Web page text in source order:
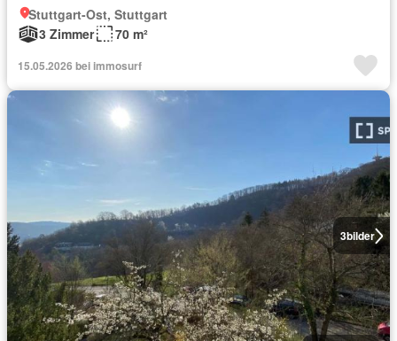
Stuttgart-Ost, Stuttgart
3 Zimmer
70 m²
15.05.2026 bei immosurf
3bilder